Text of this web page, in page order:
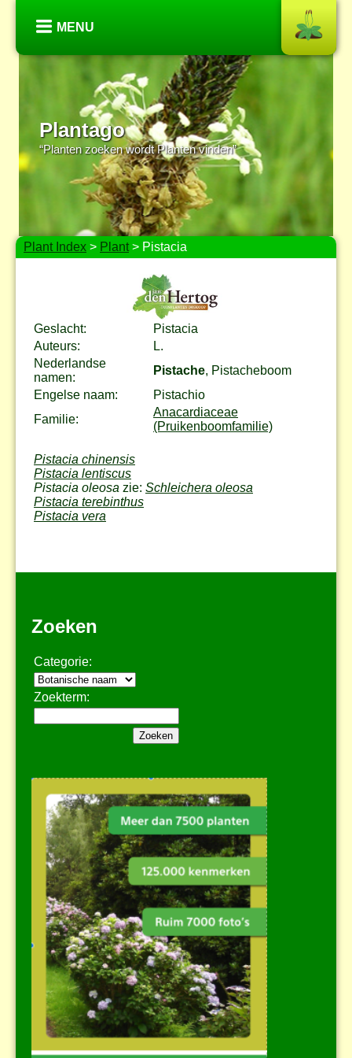
MENU
Plantago
“Planten zoeken wordt Planten vinden”
Plant Index > Plant> Pistacia
Geslacht:
Pistacia
Auteurs:
L.
Nederlandse
namen:
Pistache, Pistacheboom
Engelse naam:
Pistachio
Familie:
Anacardiaceae
(Pruikenboomfamilie)
Pistacia chinensis
Pistacia lentiscus
Pistacia oleosa zie: Schleichera oleosa
Pistacia terebinthus
Pistacia vera
Zoeken
Categorie:
Zoekterm: